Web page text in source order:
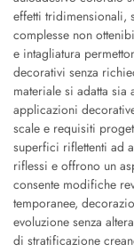
effetti tridimensionali,
complesse non
e intagliatura
decorativi senza
materiale si adatta
applicazioni
scale e requisiti
superfici riflettenti ad
riflessi e offrono un
consente modifiche
temporanee,
evoluzione senza
di stratificazione